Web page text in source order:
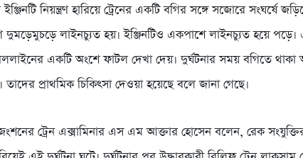
নিয়ন্ত্রণ হারিয়ে ট্রেনের একটি বগির সঙ্গে সজোরে সংঘর্ষে
দুমড়েমুচড়ে লাইনচ্যুত হয়। ইঞ্জিনটিও একপাশে লাইনচ্যুত হয়ে
একটি অংশে ফাটল দেখা দেয়। দুর্ঘটনার সময় বগিতে থাকা
প্রাথমিক চিকিৎসা দেওয়া হয়েছে বলে জানা গেছে।
ট্রেন এক্সামিনার এস এম আক্তার হোসেন বলেন, রেক